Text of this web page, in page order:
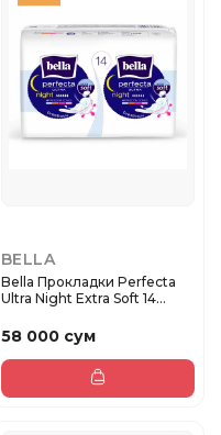
BELLA
Bella Прокладки Perfecta
Ultra Night Extra Soft 14...
58 000 сум